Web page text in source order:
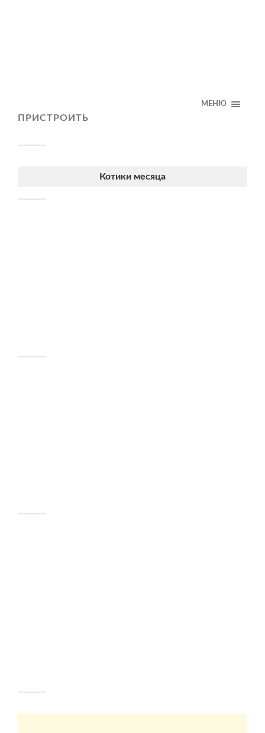
МЕНЮ
ПРИСТРОИТЬ
Котики месяца